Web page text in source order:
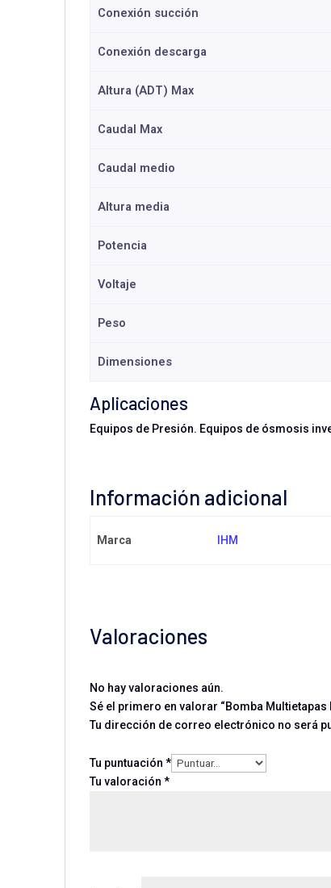
Conexión succión
Conexión descarga
Altura (ADT) Max
Caudal Max
Caudal medio
Altura media
Potencia
Voltaje
Peso
Dimensiones
Aplicaciones
Equipos de Presión. Equipos de ósmosis
Información adicional
Marca IHM
Valoraciones
No hay valoraciones aún.
Sé el primero en valorar “Bomba Multietapas
Tu dirección de correo electrónico no será
Tu puntuación *
Tu valoración *